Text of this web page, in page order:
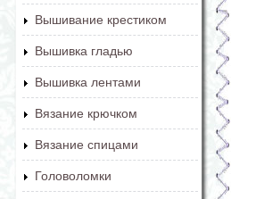
Вышивание крестиком
Вышивка гладью
Вышивка лентами
Вязание крючком
Вязание спицами
Головоломки